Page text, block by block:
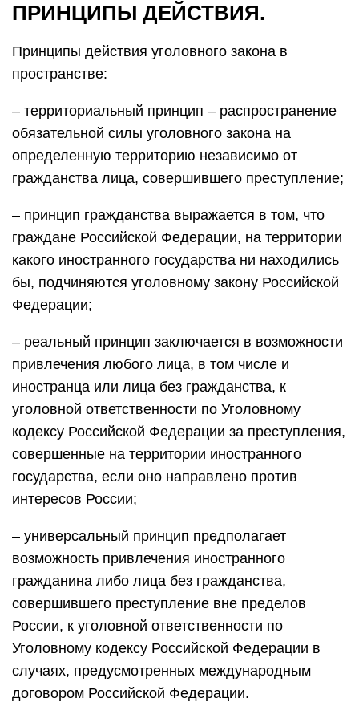
ПРИНЦИПЫ ДЕЙСТВИЯ.
Принципы действия уголовного закона в
пространстве:
– территориальный принцип – распространение
обязательной силы уголовного закона на
определенную территорию независимо от
гражданства лица, совершившего преступление;
– принцип гражданства выражается в том, что
граждане Российской Федерации, на территории
какого иностранного государства ни находились
бы, подчиняются уголовному закону Российской
Федерации;
– реальный принцип заключается в возможности
привлечения любого лица, в том числе и
иностранца или лица без гражданства, к
уголовной ответственности по Уголовному
кодексу Российской Федерации за преступления,
совершенные на территории иностранного
государства, если оно направлено против
интересов России;
– универсальный принцип предполагает
возможность привлечения иностранного
гражданина либо лица без гражданства,
совершившего преступление вне пределов
России, к уголовной ответственности по
Уголовному кодексу Российской Федерации в
случаях, предусмотренных международным
договором Российской Федерации.